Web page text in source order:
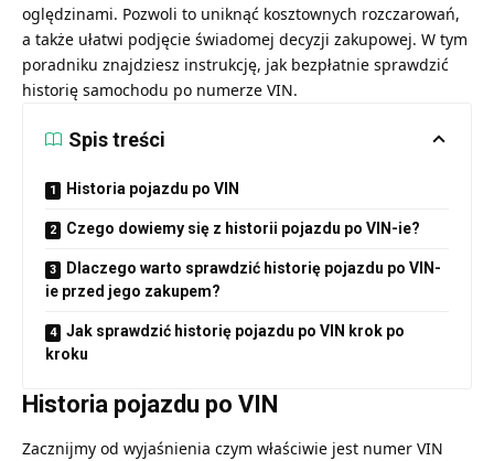
oględzinami. Pozwoli to uniknąć kosztownych rozczarowań,
a także ułatwi podjęcie świadomej decyzji zakupowej. W tym
poradniku znajdziesz instrukcję, jak bezpłatnie sprawdzić
historię samochodu po numerze VIN.
Spis treści
Historia pojazdu po VIN
Czego dowiemy się z historii pojazdu po VIN-ie?
Dlaczego warto sprawdzić historię pojazdu po VIN-
ie przed jego zakupem?
Jak sprawdzić historię pojazdu po VIN krok po
kroku
Historia pojazdu po VIN
Zacznijmy od wyjaśnienia czym właściwie jest numer VIN